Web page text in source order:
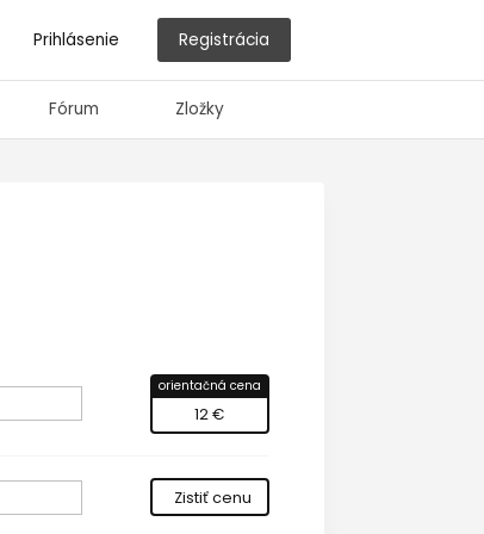
Prihlásenie Registrácia
Fórum Zložky
orientačná cena
12 €
Zistiť cenu